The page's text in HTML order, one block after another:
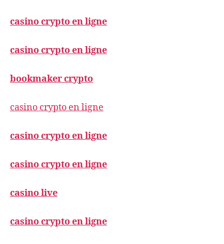
casino crypto en ligne
casino crypto en ligne
bookmaker crypto
casino crypto en ligne
casino crypto en ligne
casino crypto en ligne
casino live
casino crypto en ligne